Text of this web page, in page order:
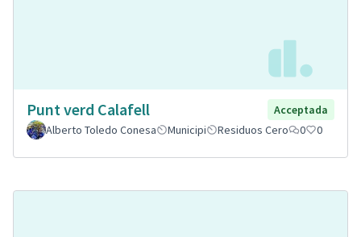
Punt verd Calafell
Acceptada
Alberto Toledo Conesa
Municipi Residuos Cero 0 0